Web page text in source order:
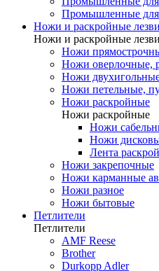
Промышленные
Ножи и раскройные
Ножи и раскройные
Ножи
Ножи оверлочные,
Ножи
Ножи петельные,
Ножи раскройные
Ножи раскройные
Ножи
Ножи
Лента
Ножи закрепочные
Ножи карманные
Ножи разное
Ножи бытовые
Петлители
Петлители
AMF Reese
Brother
Durkopp Adler